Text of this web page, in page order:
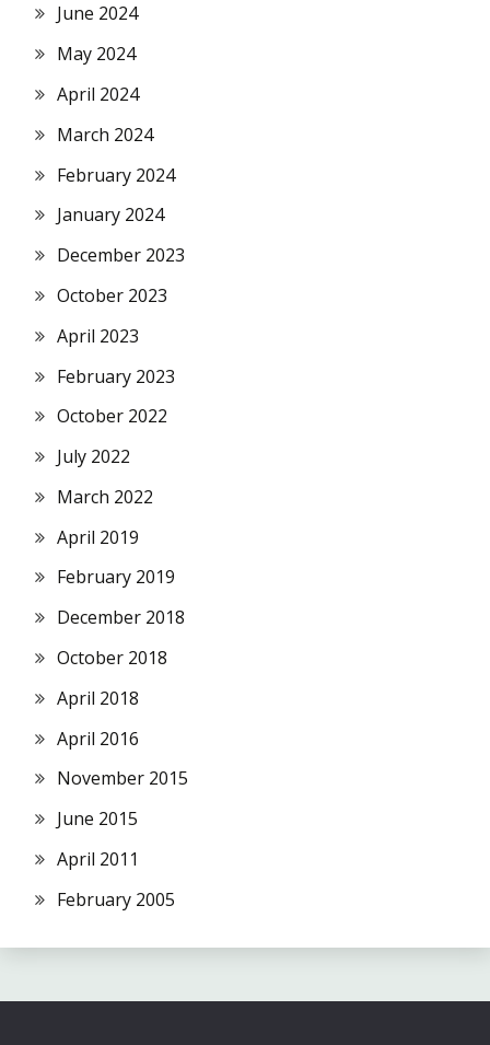
June 2024
May 2024
April 2024
March 2024
February 2024
January 2024
December 2023
October 2023
April 2023
February 2023
October 2022
July 2022
March 2022
April 2019
February 2019
December 2018
October 2018
April 2018
April 2016
November 2015
June 2015
April 2011
February 2005